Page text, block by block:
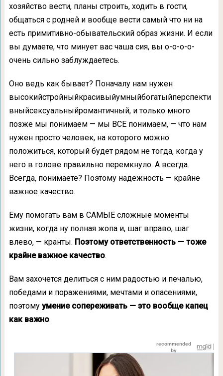
хозяйство вести, планы строить, ходить в гости,
общаться с родней и вообще вести самый что ни на
есть примитивно-обывательский образ жизни. И если
вы думаете, что минует вас чаша сия, вы о-о-о-о-
очень сильно заблуждаетесь.
Оно ведь как бывает? Поначалу нам нужен
высокийстройныйкрасивыйумныйбогатыйперспекти
вныйсексуальныйромантичный, и только много
позже мы понимаем — мы ВСЕ понимаем, — что нам
нужен просто человек, на которого можно
положиться, который будет рядом не тогда, когда у
него в голове правильно перемкнуло. А всегда.
Всегда, понимаете? Поэтому надежность — крайне
важное качество.
Ему помогать вам в САМЫЕ сложные моменты
жизни, когда ну полная жопа и, шаг вправо, шаг
влево, — кранты. Поэтому ответственность — тоже
крайне важное качество.
Вам захочется делиться с ним радостью и печалью,
победами и поражениями, мечтами и опасениями,
поэтому умение сопереживать — это вообще капец
как важно.